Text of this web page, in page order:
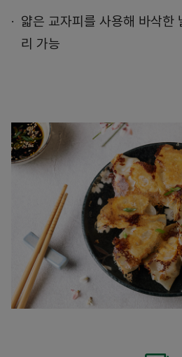
얇은 교자피를 사용해 바삭한
리 가능